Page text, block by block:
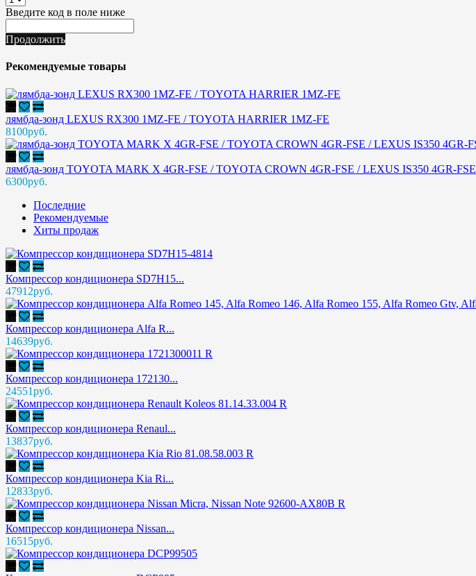
Введите код в поле ниже
Продолжить
Рекомендуемые товары
лямбда-зонд LEXUS RX300 1MZ-FE / TOYOTA HARRIER 1MZ-FE
8100руб.
лямбда-зонд TOYOTA MARK X 4GR-FSE / TOYOTA CROWN 4GR-FSE / LEXUS IS350 4GR-FSE
6300руб.
Последние
Рекомендуемые
Хиты продаж
Компрессор кондиционера SD7H15...
47912руб.
Компрессор кондиционера Alfa R...
14639руб.
Компрессор кондиционера 172130...
24551руб.
Компрессор кондиционера Renaul...
13837руб.
Компрессор кондиционера Kia Ri...
12833руб.
Компрессор кондиционера Nissan...
16515руб.